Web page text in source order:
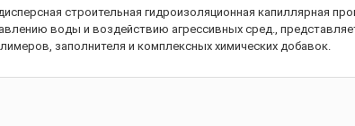
строительная гидроизоляционная капиллярная
воды и воздействию агрессивных сред.,
заполнителя и комплексных химических добавок.